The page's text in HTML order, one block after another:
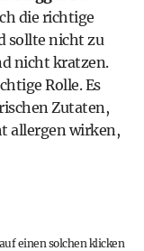
die richtige
sollte nicht zu
nicht kratzen.
Rolle. Es
Zutaten,
allergen wirken,
einen solchen klicken